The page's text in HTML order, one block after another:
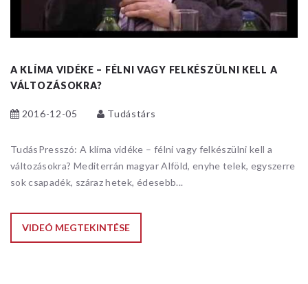
A KLÍMA VIDÉKE – FÉLNI VAGY FELKÉSZÜLNI KELL A
VÁLTOZÁSOKRA?
2016-12-05 Tudástárs
TudásPresszó: A klíma vidéke – félni vagy felkészülni kell a
változásokra? Mediterrán magyar Alföld, enyhe telek, egyszerre
sok csapadék, száraz hetek, édesebb...
VIDEÓ MEGTEKINTÉSE